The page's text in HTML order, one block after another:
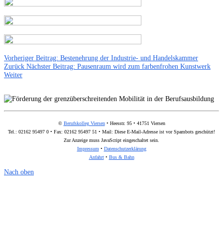
Vorheriger Beitrag: Bestenehrung der Industrie- und Handelskammer
Zurück Nächster Beitrag: Pausenraum wird zum farbenfrohen Kunstwerk
Weiter
© Berufskolleg Viersen• Heesstr. 95 • 41751 Viersen
Tel.: 02162 95497 0 • Fax: 02162 95497 51 • Mail: Diese E-Mail-Adresse ist vor Spambots geschützt!
Zur Anzeige muss JavaScript eingeschaltet sein.
Impressum • Datenschutzerklärung
Anfahrt• Bus & Bahn
Nach oben